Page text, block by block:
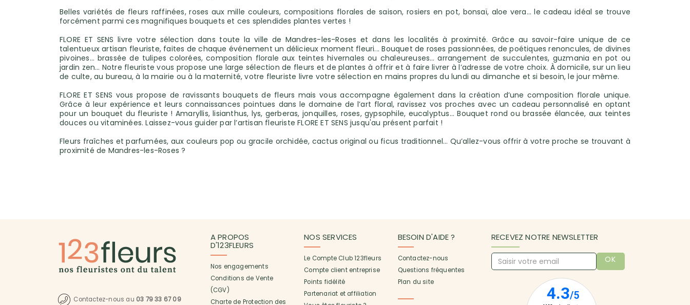
Belles variétés de fleurs raffinées, roses aux mille couleurs, compositions florales de saison, rosiers en pot, bonsaï, aloe vera… le cadeau idéal se trouve
forcément parmi ces magnifiques bouquets et ces splendides plantes vertes !
FLORE ET SENS livre votre sélection dans toute la ville de Mandres-les-Roses et dans les localités à proximité. Grâce au savoir-faire unique de ce
talentueux artisan fleuriste, faites de chaque événement un délicieux moment fleuri... Bouquet de roses passionnées, de poétiques renoncules, de divines
pivoines… brassée de tulipes colorées, composition florale aux teintes hivernales ou chaleureuses… arrangement de succulentes, guzmania en pot ou
jardin zen… Notre fleuriste vous propose une large sélection de fleurs et de plantes à offrir et à faire livrer à l’adresse de votre choix. À domicile, sur un lieu
de culte, au bureau, à la mairie ou à la maternité, votre fleuriste livre votre sélection en mains propres du lundi au dimanche et si besoin, le jour même.
FLORE ET SENS vous propose de ravissants bouquets de fleurs mais vous accompagne également dans la création d’une composition florale unique.
Grâce à leur expérience et leurs connaissances pointues dans le domaine de l’art floral, ravissez vos proches avec un cadeau personnalisé en optant
pour un bouquet du fleuriste ! Amaryllis, lisianthus, lys, gerberas, jonquilles, roses, gypsophile, eucalyptus... Bouquet rond ou brassée élancée, aux teintes
douces ou vitaminées. Laissez-vous guider par l’artisan fleuriste FLORE ET SENS jusqu'au présent parfait !
Fleurs fraîches et parfumées, aux couleurs pop ou gracile orchidée, cactus original ou ficus traditionnel… Qu’allez-vous offrir à votre proche se trouvant à
proximité de Mandres-les-Roses ?
Contactez-nous au 03 79 33 67 09
A PROPOS
D'123FLEURS
Nos engagements
Conditions de Vente
(CGV)
Charte de Protection des
NOS SERVICES
Le Compte Club 123fleurs
Compte client entreprise
Points fidélité
Partenariat et affiliation
BESOIN D'AIDE ?
Contactez-nous
Questions fréquentes
Plan du site
RECEVEZ NOTRE NEWSLETTER
OK